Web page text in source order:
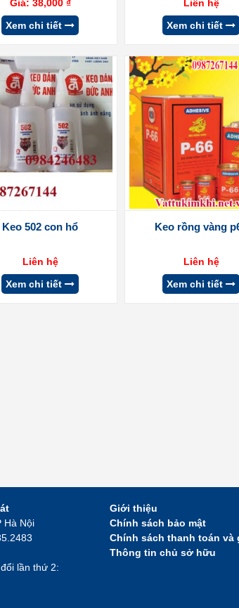
Giá: 38,000 ₫
Xem chi tiết
Liên hệ
Xem chi tiết
Keo 502 con hổ
Liên hệ
Xem chi tiết
Keo rồng vàng
Liên hệ
Xem chi tiết
Hà Nội
lần thứ 2:
Giới thiệu
Chính sách bảo mật
Chính sách thanh toán và
Thông tin chủ sở hữu